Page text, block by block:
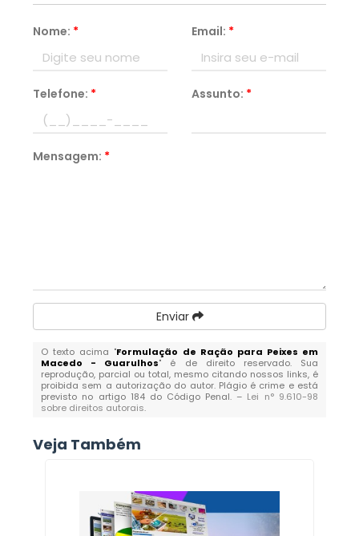
Nome: * Email: *
Telefone: * Assunto: *
Mensagem: *
Enviar
O texto acima "Formulação de Ração para Peixes em
Macedo - Guarulhos" é de direito reservado. Sua
reprodução, parcial ou total, mesmo citando nossos links, é
proibida sem a autorização do autor. Plágio é crime e está
previsto no artigo 184 do Código Penal. – Lei n° 9.610-98
sobre direitos autorais.
Veja Também